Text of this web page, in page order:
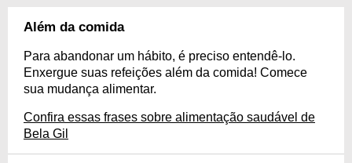
Além da comida
Para abandonar um hábito, é preciso entendê-lo.
Enxergue suas refeições além da comida! Comece
sua mudança alimentar.
Confira essas frases sobre alimentação saudável de
Bela Gil